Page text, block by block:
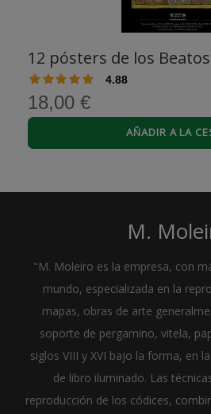
12 pósters de los
4.88
18,00 €
AÑADIR A LA
M.
"M. Moleiro es la empresa, con
mundo, especializada en la
mapas, obras de arte
soporte de pergamino, vitela,
siglos VIII y XVI bajo la forma, en
de libro iluminado. Las
reproducción de los códices,